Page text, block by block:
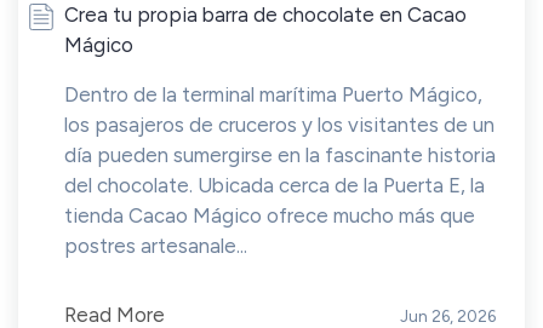
Crea tu propia barra de chocolate en Cacao
Mágico
Dentro de la terminal marítima Puerto Mágico,
los pasajeros de cruceros y los visitantes de un
día pueden sumergirse en la fascinante historia
del chocolate. Ubicada cerca de la Puerta E, la
tienda Cacao Mágico ofrece mucho más que
postres artesanale...
Read More Jun 26, 2026